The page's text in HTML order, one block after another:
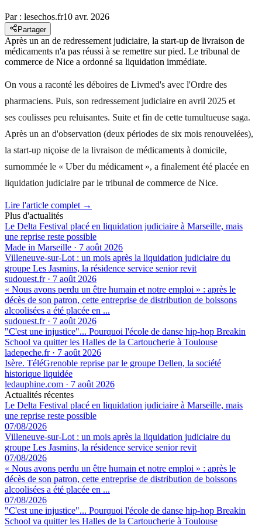
Par : lesechos.fr10 avr. 2026
Partager
Après un an de redressement judiciaire, la start-up de livraison de
médicaments n'a pas réussi à se remettre sur pied. Le tribunal de
commerce de Nice a ordonné sa liquidation immédiate.
On vous a raconté les déboires de Livmed's avec l'Ordre des
pharmaciens. Puis, son redressement judiciaire en avril 2025 et
ses coulisses peu reluisantes. Suite et fin de cette tumultueuse saga.
Après un an d'observation (deux périodes de six mois renouvelées),
la start-up niçoise de la livraison de médicaments à domicile,
surnommée le « Uber du médicament », a finalement été placée en
liquidation judiciaire par le tribunal de commerce de Nice.
Lire l'article complet →
Plus d'actualités
Le Delta Festival placé en liquidation judiciaire à Marseille, mais
une reprise reste possible
Made in Marseille · 7 août 2026
Villeneuve-sur-Lot : un mois après la liquidation judiciaire du
groupe Les Jasmins, la résidence service senior revit
sudouest.fr· 7 août 2026
« Nous avons perdu un être humain et notre emploi » : après le
décès de son patron, cette entreprise de distribution de boissons
alcoolisées a été placée en ...
sudouest.fr· 7 août 2026
"C'est une injustice"... Pourquoi l'école de danse hip-hop Breakin
School va quitter les Halles de la Cartoucherie à Toulouse
ladepeche.fr· 7 août 2026
Isère. TéléGrenoble reprise par le groupe Dellen, la société
historique liquidée
ledauphine.com · 7 août 2026
Actualités récentes
Le Delta Festival placé en liquidation judiciaire à Marseille, mais
une reprise reste possible
07/08/2026
Villeneuve-sur-Lot : un mois après la liquidation judiciaire du
groupe Les Jasmins, la résidence service senior revit
07/08/2026
« Nous avons perdu un être humain et notre emploi » : après le
décès de son patron, cette entreprise de distribution de boissons
alcoolisées a été placée en ...
07/08/2026
"C'est une injustice"... Pourquoi l'école de danse hip-hop Breakin
School va quitter les Halles de la Cartoucherie à Toulouse